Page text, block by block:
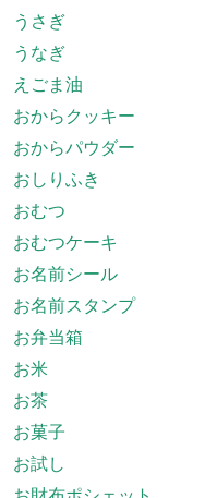
うさぎ
うなぎ
えごま油
おからクッキー
おからパウダー
おしりふき
おむつ
おむつケーキ
お名前シール
お名前スタンプ
お弁当箱
お米
お茶
お菓子
お試し